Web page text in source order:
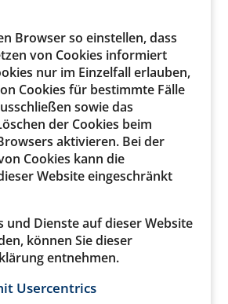
Browser so einstellen, dass
von Cookies informiert
nur im Einzelfall erlauben,
Cookies für bestimmte Fälle
sowie das
der Cookies beim
aktivieren. Bei der
Cookies kann die
Website eingeschränkt
und Dienste auf dieser Website
können Sie dieser
entnehmen.
Usercentrics